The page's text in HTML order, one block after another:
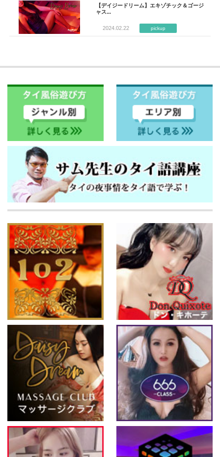
【デイジードリーム】エキゾチック＆ゴージ
ャス...
2024.02.22 pickup